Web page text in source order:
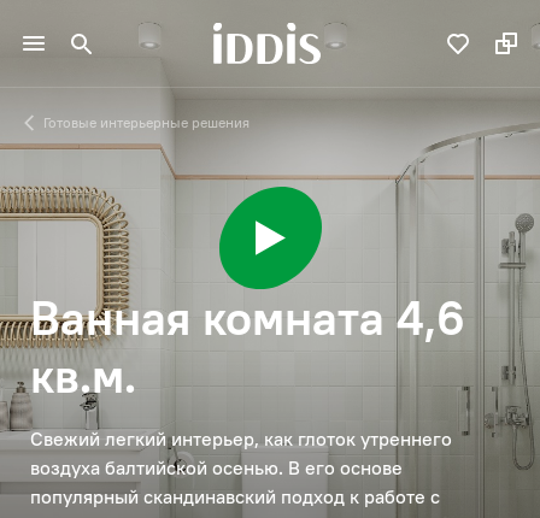
Готовые интерьерные решения
Ванная комната 4,6
кв.м.
Свежий легкий интерьер, как глоток утреннего
воздуха балтийской осенью. В его основе
популярный скандинавский подход к работе с